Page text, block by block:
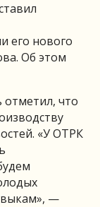
его нового
Об этом
что
«У ОТРК
—